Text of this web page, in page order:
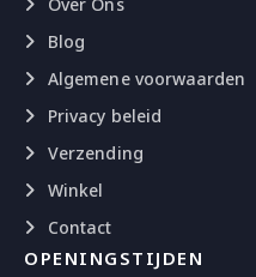
Blog
Algemene voorwaarden
Privacy beleid
Verzending
Winkel
Contact
OPENINGSTIJDEN